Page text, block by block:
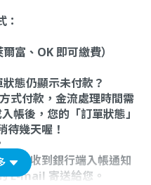
富、OK 即可繳費）
態仍顯示未付款？
式付款，金流處理時間需
帳後，您的「訂單狀態」
待幾天喔！
會在收到銀行端入帳通知
E-mail 寄送給您。